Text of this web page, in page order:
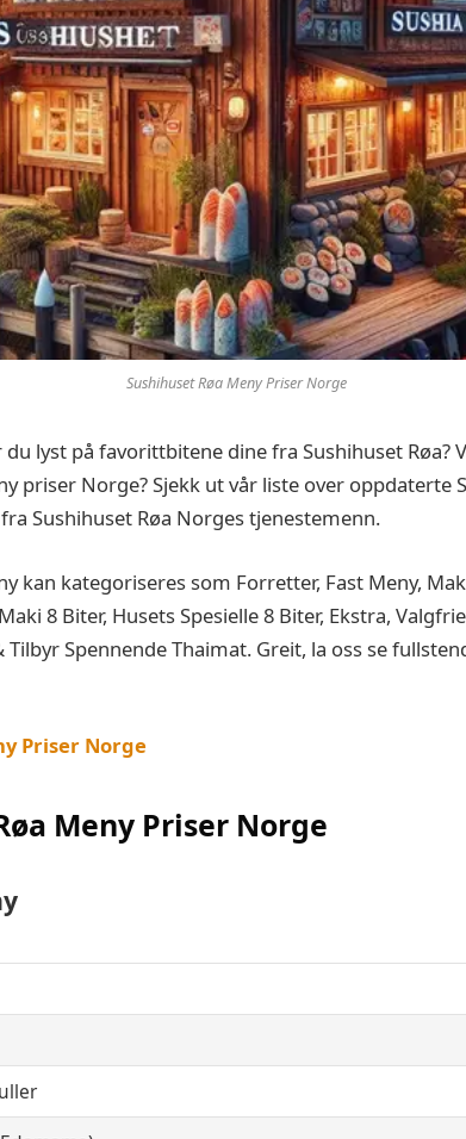
Sushihuset Røa Meny Priser Norge
lyst på favorittbitene dine fra Sushihuset Røa?
priser Norge? Sjekk ut vår liste over oppdaterte
Sushihuset Røa Norges tjenestemenn.
kan kategoriseres som Forretter, Fast Meny,
8 Biter, Husets Spesielle 8 Biter, Ekstra,
Tilbyr Spennende Thaimat. Greit, la oss se
Priser Norge
Meny Priser Norge